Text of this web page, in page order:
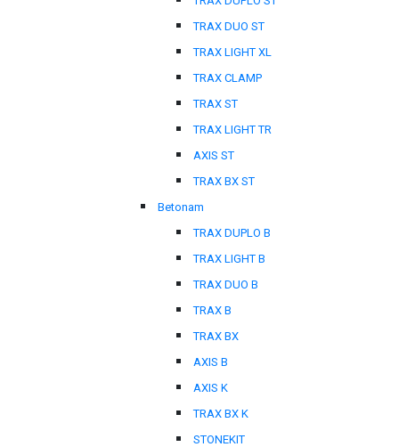
TRAX DUO ST
TRAX LIGHT XL
TRAX CLAMP
TRAX ST
TRAX LIGHT TR
AXIS ST
TRAX BX ST
Betonam
TRAX DUPLO B
TRAX LIGHT B
TRAX DUO B
TRAX B
TRAX BX
AXIS B
AXIS K
TRAX BX K
STONEKIT